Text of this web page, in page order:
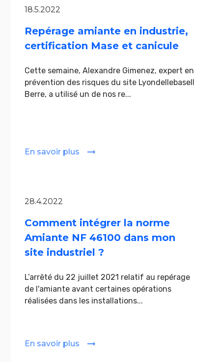
18.5.2022
Repérage amiante en industrie,
certification Mase et canicule
Cette semaine, Alexandre Gimenez, expert en
prévention des risques du site Lyondellebasell
Berre, a utilisé un de nos re...
En savoir plus
28.4.2022
Comment intégrer la norme
Amiante NF 46100 dans mon
site industriel ?
L’arrêté du 22 juillet 2021 relatif au repérage
de l'amiante avant certaines opérations
réalisées dans les installations...
En savoir plus